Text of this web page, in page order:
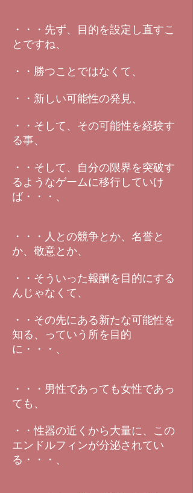
・・・先ず、目的を設定し直すこ
とですね、
・・勝つことではなくて、
・・新しい可能性の発見、
・・そして、その可能性を経験す
る事、
・・そして、自分の限界を突破す
るようなゲームに移行していけ
ば・・・、
・・・人との競争とか、名誉と
か、敬意とか、
・・そういった報酬を目的にする
んじゃなくて、
・・その先にある新たな可能性を
知る、っていう所を目的
に・・・、
・・・男性であっても女性であっ
ても、
・・性器の近くから大量に、この
エンドルフィンが分泌されてい
る・・・、